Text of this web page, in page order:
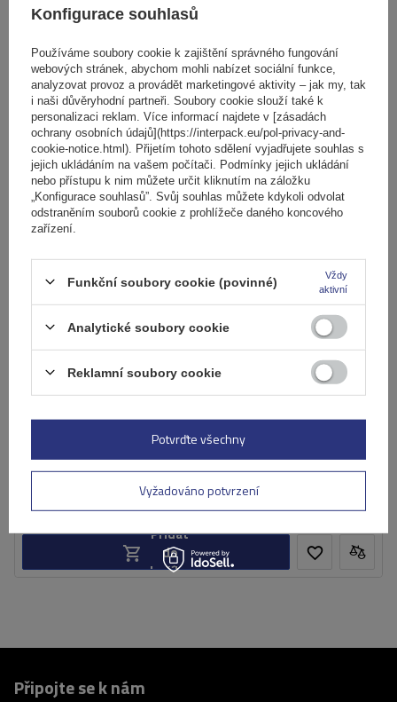
Přidat
košíku
Elektrokolo Peruzzo Firenze 2 - nosič kol na zadní
výklopné dveře
Počet jízdních kol:
2
Maximální hmotnost jízdního kola:
22,5 kg
Nosnost nosiče jízdních kol:
45 kg
kompatibilní s elektrokoly
hliníková konstrukce
5 229,00 Kčs DPH
Produkt dostupný ve velkém množství
Již nyní zašleme11. srpna
Přidat
do
košíku
Připojte se k nám
Konfigurace souhlasů
Používáme soubory cookie k zajištění správného fungování
webových stránek, abychom mohli nabízet sociální funkce,
analyzovat provoz a provádět marketingové aktivity – jak my, tak
i naši důvěryhodní partneři. Soubory cookie slouží také k
personalizaci reklam. Více informací najdete v [zásadách
ochrany osobních údajů](https://interpack.eu/pol-privacy-and-
cookie-notice.html). Přijetím tohoto sdělení vyjadřujete souhlas s
jejich ukládáním na vašem počítači. Podmínky jejich ukládání
nebo přístupu k nim můžete určit kliknutím na záložku
„Konfigurace souhlasů”. Svůj souhlas můžete kdykoli odvolat
odstraněním souborů cookie z prohlížeče daného koncového
zařízení.
Funkční soubory cookie (povinné)
Vždy
aktivní
Analytické soubory cookie
Reklamní soubory cookie
Vyžadováno potvrzení
Potvrďte všechny